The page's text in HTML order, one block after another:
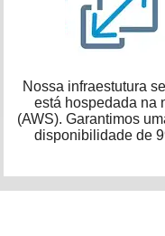
Nossa infraestutura
está hospedada na
(AWS). Garantimos
disponibilidade de